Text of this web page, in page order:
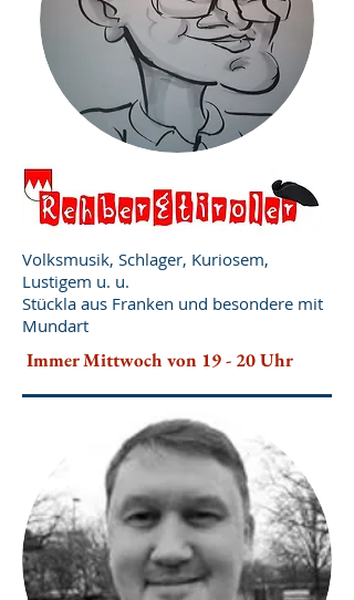
Volksmusik, Schlager, Kuriosem,
Lustigem u. u.
Stückla aus Franken und besondere mit
Mundart
Immer Mittwoch von 19 - 20 Uhr